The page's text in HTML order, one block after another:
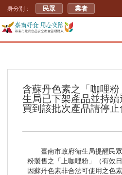
身分別： 民眾 業者
含蘇丹色素之「咖哩
生局已下架產品並持
買到該批次產品請停止
臺南市政府衛生局提醒民
粉製售之「上咖哩粉」（有效
因蘇丹色素非合法可使用之色